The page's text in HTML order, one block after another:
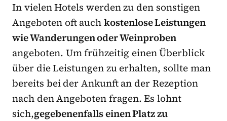
In vielen Hotels werden zu den sonstigen
Angeboten oft auchkostenlose Leistungen
wie Wanderungen oder Weinproben
angeboten. Um frühzeitig einen Überblick
über die Leistungen zu erhalten, sollte man
bereits bei der Ankunft an der Rezeption
nach den Angeboten fragen. Es lohnt
sich,gegebenenfalls einen Platz zu